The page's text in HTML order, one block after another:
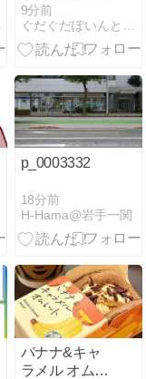
中症対策キャ
ンペーン、2
点以上お気に
楽天ポイント
5ポイントを
プレゼント。
8/14 9:59ま
で。
9分前
ぐだぐだぽいんと日記
p_0003332
18分前
H-Hama@岩手一関
バナナ&キャ
ラメル オムレ